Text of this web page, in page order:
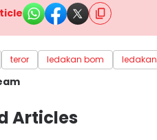
teror ledakan bom ledakan
Articles